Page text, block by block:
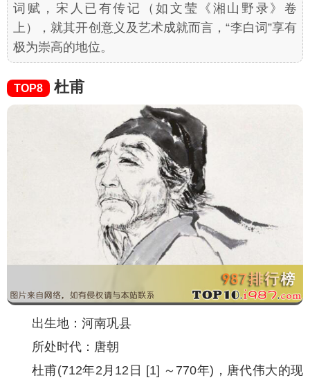
词赋，宋人已有传记（如文莹《湘山野录》卷
上），就其开创意义及艺术成就而言，“李白词”享有
极为崇高的地位。
TOP8 杜甫
出生地：河南巩县
所处时代：唐朝
杜甫(712年2月12日 [1] ～770年)，唐代伟大的现